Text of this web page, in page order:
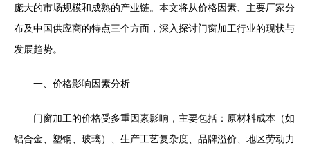
庞大的市场规模和成熟的产业链。本文将从价格因素、主要厂家分
布及中国供应商的特点三个方面，深入探讨门窗加工行业的现状与
发展趋势。
一、价格影响因素分析
门窗加工的价格受多重因素影响，主要包括：原材料成本（如
铝合金、塑钢、玻璃）、生产工艺复杂度、品牌溢价、地区劳动力